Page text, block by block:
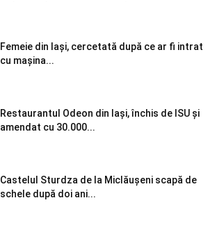
Femeie din Iași, cercetată după ce ar fi intrat
cu mașina...
Restaurantul Odeon din Iași, închis de ISU și
amendat cu 30.000...
Castelul Sturdza de la Miclăușeni scapă de
schele după doi ani...